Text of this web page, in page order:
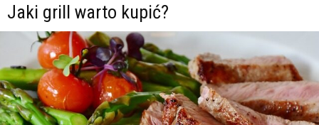
Jaki grill warto kupić?